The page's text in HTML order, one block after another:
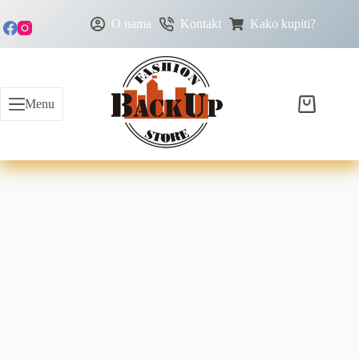
O nama Kontakt Kako kupiti?
Menu